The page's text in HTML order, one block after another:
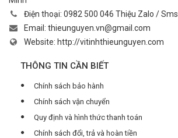
Điện thoại: 0982 500 046 Thiệu Zalo / Sms
Email: thieunguyen.vn@gmail.com
Website: http://vitinhthieunguyen.com
THÔNG TIN CẦN BIẾT
Chính sách bảo hành
Chính sách vận chuyển
Quy định và hình thức thanh toán
Chính sách đổi, trả và hoàn tiền